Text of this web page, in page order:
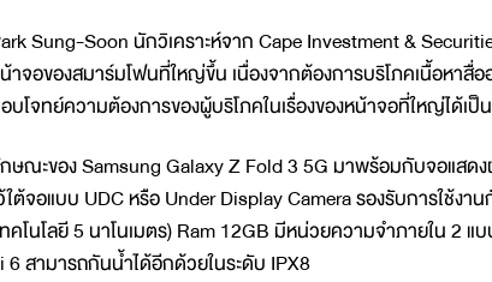
Sung-Soon นักวิเคราะห์จาก Cape Investment &
าจอของสมาร์มโฟนที่ใหญ่ขึ้น เนื่องจากต้องการบริโภคเนื้อหาสื่
บโจทย์ความต้องการของผู้บริโภคในเรื่องของหน้าจอที่ใหญ่ได้เป็
ษณะของ Samsung Galaxy Z Fold 3 5G มาพร้อมกับจอแสด
ใต้จอแบบ UDC หรือ Under Display Camera รองรับการใช้ง
คโนโลยี 5 นาโนเมตร) Ram 12GB มีหน่วยความจำภายใน 2 แ
6 สามารถกันน้ำได้อีกด้วยในระดับ IPX8